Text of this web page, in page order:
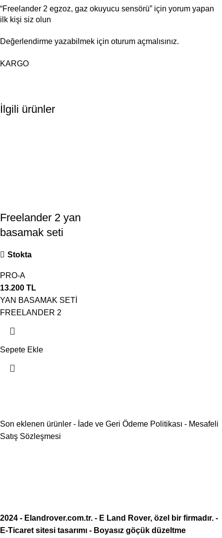
“Freelander 2 egzoz, gaz okuyucu sensörü” için yorum yapan
ilk kişi siz olun
Değerlendirme yazabilmek için oturum açmalısınız.
KARGO
İlgili ürünler
Freelander 2 yan
basamak seti
Stokta
PRO-A
13.200 TL
YAN BASAMAK SETİ
FREELANDER 2
Sepete Ekle
Son eklenen ürünler - İade ve Geri Ödeme Politikası - Mesafeli
Satış Sözleşmesi
2024 - Elandrover.com.tr. - E Land Rover, özel bir firmadır. -
E-Ticaret sitesi tasarımı - Boyasız göçük düzeltme